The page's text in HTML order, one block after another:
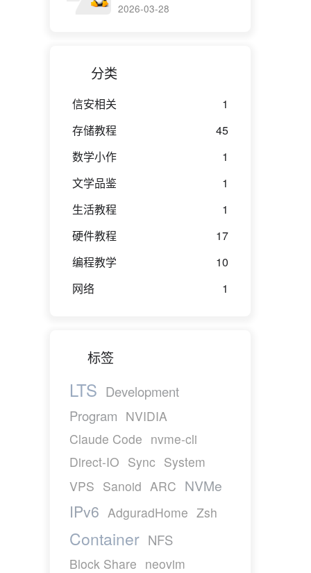
2026-03-28
分类
信安相关
1
存储教程
45
数学小作
1
文学品鉴
1
生活教程
1
硬件教程
17
编程教学
10
网络
1
标签
LTS Development
Program NVIDIA
Claude Code nvme-cli
Direct-IO Sync System
VPS Sanoid ARC NVMe
IPv6 AdguradHome Zsh
Container NFS
Block Share neovim